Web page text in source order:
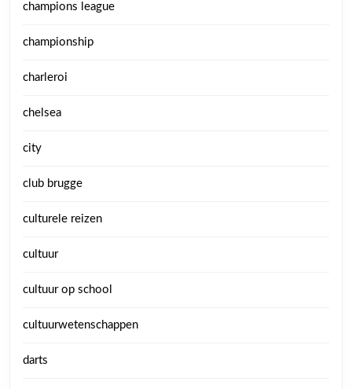
champions league
championship
charleroi
chelsea
city
club brugge
culturele reizen
cultuur
cultuur op school
cultuurwetenschappen
darts